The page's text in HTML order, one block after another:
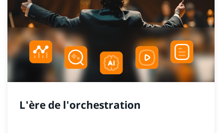
L'ère de l'orchestration